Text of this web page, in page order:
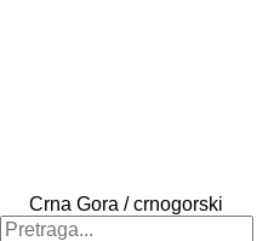
Crna Gora / crnogorski